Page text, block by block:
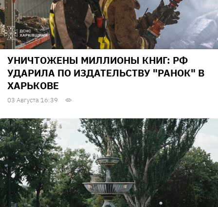
УНИЧТОЖЕНЫ МИЛЛИОНЫ КНИГ: РФ
УДАРИЛА ПО ИЗДАТЕЛЬСТВУ "РАНОК" В
ХАРЬКОВЕ
03 Августа 16:39